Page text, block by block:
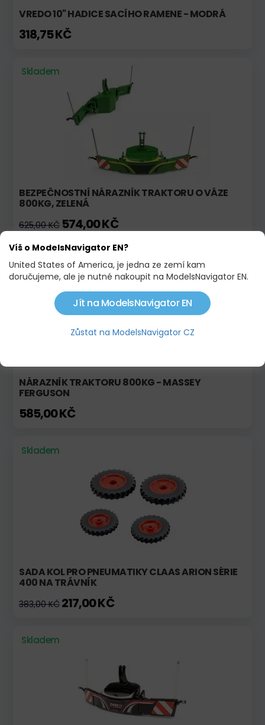
VREDO 10" HADICE SACÍHO RAMENE - MODRÁ
318,75 KČ
Skladem
BEZPEČNOSTNÍ NÁRAZNÍK TRAKTORU O VÁZE
800KG, ZELENÁ
625,00 KČ 574,00 KČ
Skladem
NÁRAZNÍK TRAKTORU 800KG - MASSEY
FERGUSON
585,00 KČ
Skladem
SADA KOL PRO PNEUMATIKY CLAAS ARION SÉRIE
400 NA TRÁVNÍK
383,00 KČ 217,00 KČ
Skladem
Víš o ModelsNavigator EN?
United States of America, je jedna ze zemí kam
doručujeme, ale je nutné nakoupit na ModelsNavigator EN.
Jít na ModelsNavigator EN
Zůstat na ModelsNavigator CZ